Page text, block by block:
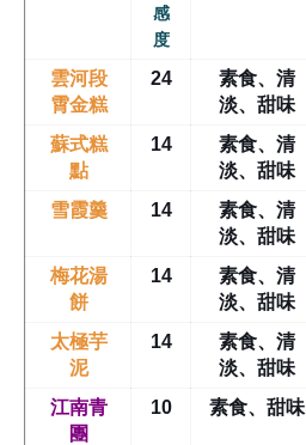
感
度
雲河段
霄金糕
24
素食、清
淡、甜味
蘇式糕
點
14
素食、清
淡、甜味
雪霞羹
14
素食、清
淡、甜味
梅花湯
餅
14
素食、清
淡、甜味
太極芋
泥
14
素食、清
淡、甜味
江南青
團
10 素食、甜味